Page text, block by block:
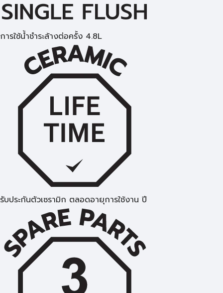
การใช้นํ้าชำระล้างต่อครั้ง 4.8L
รับประกันตัวเซรามิก ตลอดอายุการใช้งาน ปี